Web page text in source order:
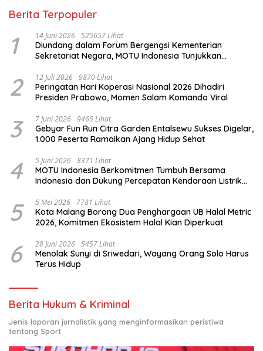
Berita Terpopuler
1 14 Juni 2026 525657 Lihat
Diundang dalam Forum Bergengsi Kementerian
Sekretariat Negara, MOTU Indonesia Tunjukkan
2 12 Juli 2026 9870 Lihat
Peringatan Hari Koperasi Nasional 2026 Dihadiri
Presiden Prabowo, Momen Salam Komando Viral
3 7 Juni 2026 9465 Lihat
Gebyar Fun Run Citra Garden Entalsewu Sukses Digelar,
1.000 Peserta Ramaikan Ajang Hidup Sehat
4 5 Juni 2026 8371 Lihat
MOTU Indonesia Berkomitmen Tumbuh Bersama
Indonesia dan Dukung Percepatan Kendaraan Listrik
5 5 Mei 2026 7781 Lihat
Kota Malang Borong Dua Penghargaan UB Halal Metric
2026, Komitmen Ekosistem Halal Kian Diperkuat
6 28 Juni 2026 5457 Lihat
Menolak Sunyi di Sriwedari, Wayang Orang Solo Harus
Terus Hidup
Berita Hukum & Kriminal
Jenis laporan jurnalistik yang menginformasikan peristiwa
tentang Sport